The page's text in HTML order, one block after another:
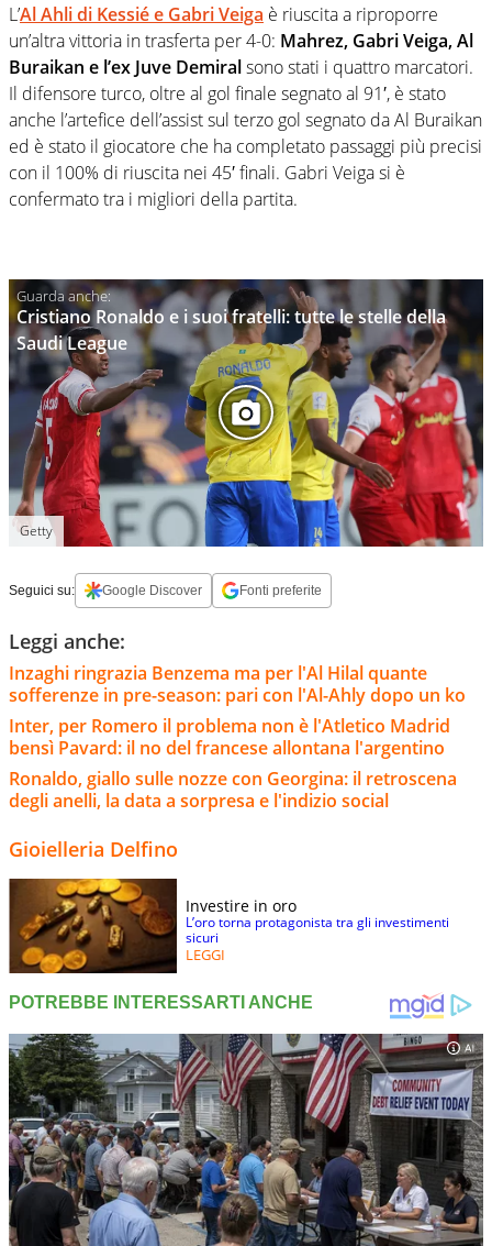
L’Al Ahli di Kessié e Gabri Veiga è riuscita a riproporre
un’altra vittoria in trasferta per 4-0: Mahrez, Gabri Veiga, Al
Buraikan e l’ex Juve Demiralsono stati i quattro marcatori.
Il difensore turco, oltre al gol finale segnato al 91′, è stato
anche l’artefice dell’assist sul terzo gol segnato da Al Buraikan
ed è stato il giocatore che ha completato passaggi più precisi
con il 100% di riuscita nei 45′ finali. Gabri Veiga si è
confermato tra i migliori della partita.
Cristiano Ronaldo e i suoi fratelli: tutte le stelle della
Saudi League
Getty
Seguici su: Google Discover Fonti preferite
Leggi anche:
Inzaghi ringrazia Benzema ma per l'Al Hilal quante
sofferenze in pre-season: pari con l'Al-Ahly dopo un ko
Inter, per Romero il problema non è l'Atletico Madrid
bensì Pavard: il no del francese allontana l'argentino
Ronaldo, giallo sulle nozze con Georgina: il retroscena
degli anelli, la data a sorpresa e l'indizio social
Gioielleria Delfino
Investire in oro
L’oro torna protagonista tra gli investimenti
sicuri
LEGGI